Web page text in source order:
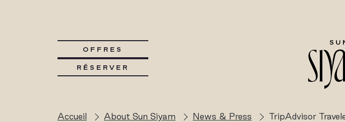
OFFRES
RÉSERVER
Accueil About Sun Siyam News & Press TripAdvisor